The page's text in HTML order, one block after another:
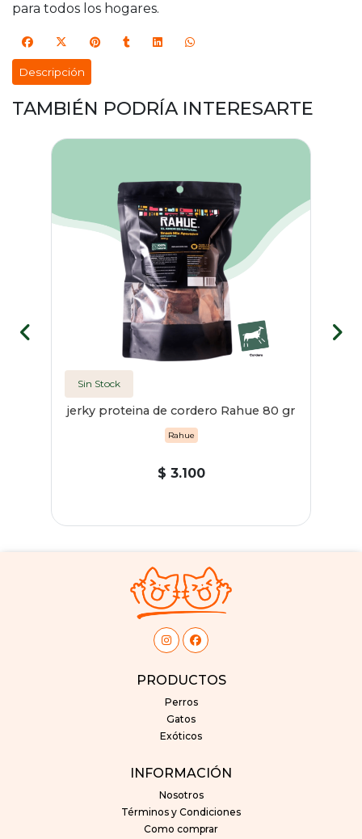
para todos los hogares.
Descripción
TAMBIÉN PODRÍA INTERESARTE
Sin Stock
jerky proteina de cordero Rahue 80 gr
Rahue
$ 3.100
PRODUCTOS
Perros
Gatos
Exóticos
INFORMACIÓN
Nosotros
Términos y Condiciones
Como comprar